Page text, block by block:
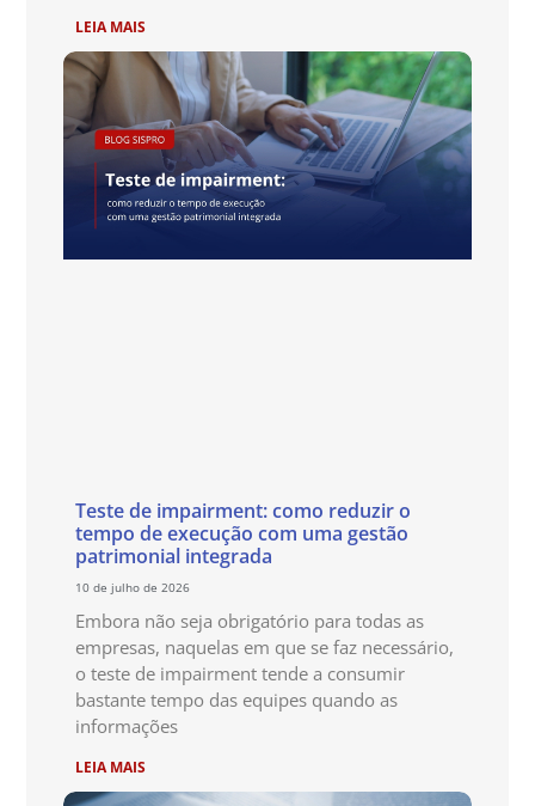
LEIA MAIS
Teste de impairment: como reduzir o
tempo de execução com uma gestão
patrimonial integrada
10 de julho de 2026
Embora não seja obrigatório para todas as
empresas, naquelas em que se faz necessário,
o teste de impairment tende a consumir
bastante tempo das equipes quando as
informações
LEIA MAIS